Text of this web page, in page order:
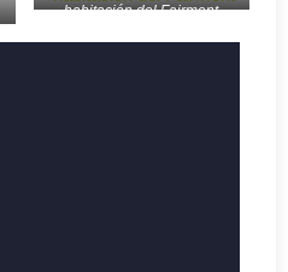
habitación del Fairmont